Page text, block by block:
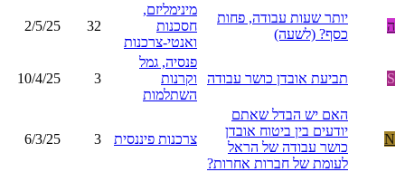
ה
יותר שעות עבודה, פחות
כסף? (לשעה)
מינימליזם,
חסכנות
ואנטי-צרכנות
32
2/5/25
S תביעת אובדן כושר עבודה
פנסיה, גמל
וקרנות
השתלמות
3
10/4/25
N
האם יש הבדל שאתם
יודעים בין ביטוח אובדן
כושר עבודה של הראל
לעומת של חברות אחרות?
צרכנות פיננסית 3
6/3/25